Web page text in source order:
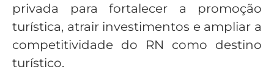
privada para fortalecer a promoção
turística, atrair investimentos e ampliar a
competitividade do RN como destino
turístico.